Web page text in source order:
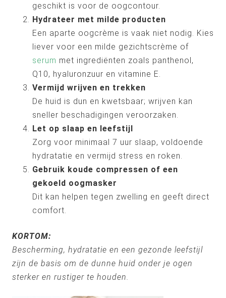
geschikt is voor de oogcontour.
Hydrateer met milde producten
Een aparte oogcrème is vaak niet nodig. Kies
liever voor een milde gezichtscrème of
serum met ingrediënten zoals panthenol,
Q10, hyaluronzuur en vitamine E.
Vermijd wrijven en trekken
De huid is dun en kwetsbaar; wrijven kan
sneller beschadigingen veroorzaken.
Let op slaap en leefstijl
Zorg voor minimaal 7 uur slaap, voldoende
hydratatie en vermijd stress en roken.
Gebruik koude compressen of een
gekoeld oogmasker
Dit kan helpen tegen zwelling en geeft direct
comfort.
KORTOM:
Bescherming, hydratatie en een gezonde leefstijl
zijn de basis om de dunne huid onder je ogen
sterker en rustiger te houden.